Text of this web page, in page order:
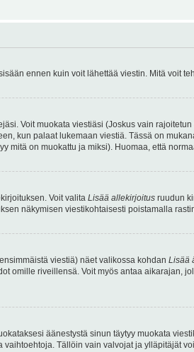
ennen kuin voit lähettää viestin. Mitä voit
Voit muokata viestiäsi (Joskus vain
kun palaat lukemaan viestiä. Tässä on
mitä on muokattu ja miksi). Huomaa, että
Voit valita Lisää allekirjoitus ruudun
näkymisen viestikohtaisesti poistamalla
viestiä) näet valikossa kohdan Lisää
riveillensä. Voit myös antaa aikarajan,
äänestystä sinun täytyy muokata
Tällöin vain valvojat ja ylläpitäjät